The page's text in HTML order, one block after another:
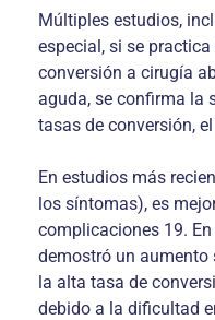
Múltiples estudios,
especial, si se
conversión a cirugía
aguda, se confirma la
tasas de conversión,
En estudios más
los síntomas), es
complicaciones 19.
demostró un aumento
la alta tasa de
debido a la dificultad